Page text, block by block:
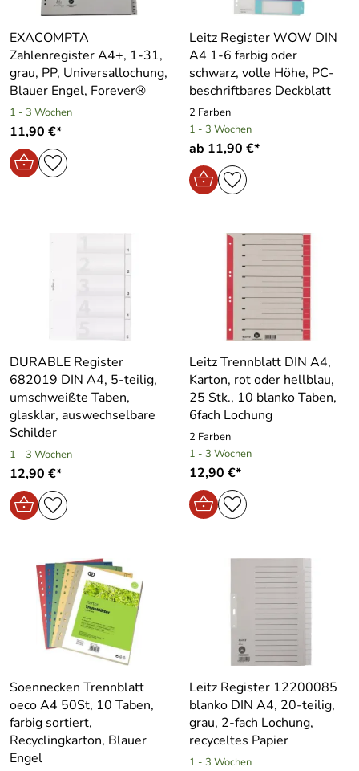
EXACOMPTA
Zahlenregister A4+, 1-31,
grau, PP, Universallochung,
Blauer Engel, Forever®
1 - 3 Wochen
11,90 €*
Leitz Register WOW DIN
A4 1-6 farbig oder
schwarz, volle Höhe, PC-
beschriftbares Deckblatt
2 Farben
1 - 3 Wochen
ab 11,90 €*
DURABLE Register
682019 DIN A4, 5-teilig,
umschweißte Taben,
glasklar, auswechselbare
Schilder
1 - 3 Wochen
12,90 €*
Leitz Trennblatt DIN A4,
Karton, rot oder hellblau,
25 Stk., 10 blanko Taben,
6fach Lochung
2 Farben
1 - 3 Wochen
12,90 €*
Soennecken Trennblatt
oeco A4 50St, 10 Taben,
farbig sortiert,
Recyclingkarton, Blauer
Engel
Leitz Register 12200085
blanko DIN A4, 20-teilig,
grau, 2-fach Lochung,
recyceltes Papier
1 - 3 Wochen